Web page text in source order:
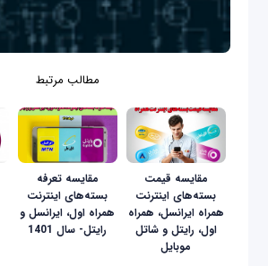
مطالب مرتبط
مقایسه‌ قیمت
بسته‌های اینترنت
همراه ایرانسل، همراه
اول، رایتل و شاتل
موبایل
مقایسه تعرفه‌
بسته‌های اینترنت
همراه‌ اول، ایرانسل و
رایتل- سال 1401